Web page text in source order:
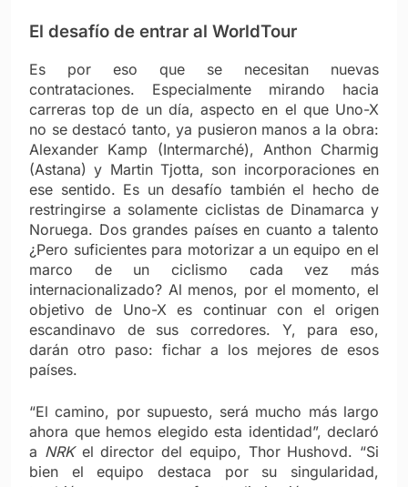
El desafío de entrar al WorldTour
Es por eso que se necesitan nuevas
contrataciones. Especialmente mirando hacia
carreras top de un día, aspecto en el que Uno-X
no se destacó tanto, ya pusieron manos a la obra:
Alexander Kamp (Intermarché), Anthon Charmig
(Astana) y Martin Tjotta, son incorporaciones en
ese sentido. Es un desafío también el hecho de
restringirse a solamente ciclistas de Dinamarca y
Noruega. Dos grandes países en cuanto a talento
¿Pero suficientes para motorizar a un equipo en el
marco de un ciclismo cada vez más
internacionalizado? Al menos, por el momento, el
objetivo de Uno-X es continuar con el origen
escandinavo de sus corredores. Y, para eso,
darán otro paso: fichar a los mejores de esos
países.
“El camino, por supuesto, será mucho más largo
ahora que hemos elegido esta identidad”, declaró
a NRKel director del equipo, Thor Hushovd. “Si
bien el equipo destaca por su singularidad,